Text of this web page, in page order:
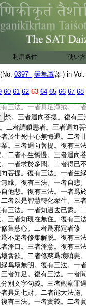
利用条件 使い方
0397_ 曇無讖譯 ) in
60 61 62 63 64 65 66 67 68
捨煩惱。二者不捨修善莊嚴
知處非處。二者以諸善根迴向
法。一者觀菩提心猶如幻相
提莊嚴。復有二法。一者觀諸
等無差別。二者知諸衆生因
脱。復有二法。一者知法無
12
故而修莊嚴。復有二
説。二者一切衆生悉同一
一者初發菩提之心。二者親
三者修集大悲心不退轉。
三法。一者具足淨戒。二
禁。三者迴向菩提。復有三
二者調瞋恚者。三者迴向菩
於生死中心無悔退。二者
。三者迴向菩提。復有三法
二者不生憍慢。三者迴向
一者求於多聞。二者得已
菩提。復有三法。一者生
縁。復有三法。一者自悲
他悲。復有三法。一者爲
者以是智慧轉化衆生。三
三法。一者知過去已盡。
三者知現在無住。復有三法
集慈心。二者爲邪定者修
不定者修集解脱。復有三法
淨口。三者淨意。復有三
貪欲。二者修慈爲壞瞋恚。
爲壞無明。復有三法。一
者知足。復有三法。一者
別文字句義。三者觀察罪過
具足七財。二者能大法施
有三法。一者實義。二者眞